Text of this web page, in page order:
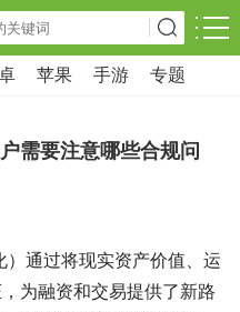
苹果 手游 专题
需要注意哪些合规问
）通过将现实资产价值、运
为融资和交易提供了新路